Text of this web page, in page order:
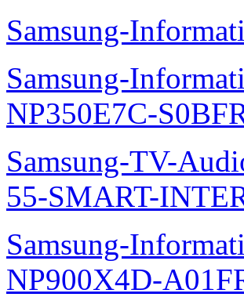
Samsung-
Samsung-
NP350E7C-
Samsung-TV-
55-SMART-
Samsung-
NP900X4D-